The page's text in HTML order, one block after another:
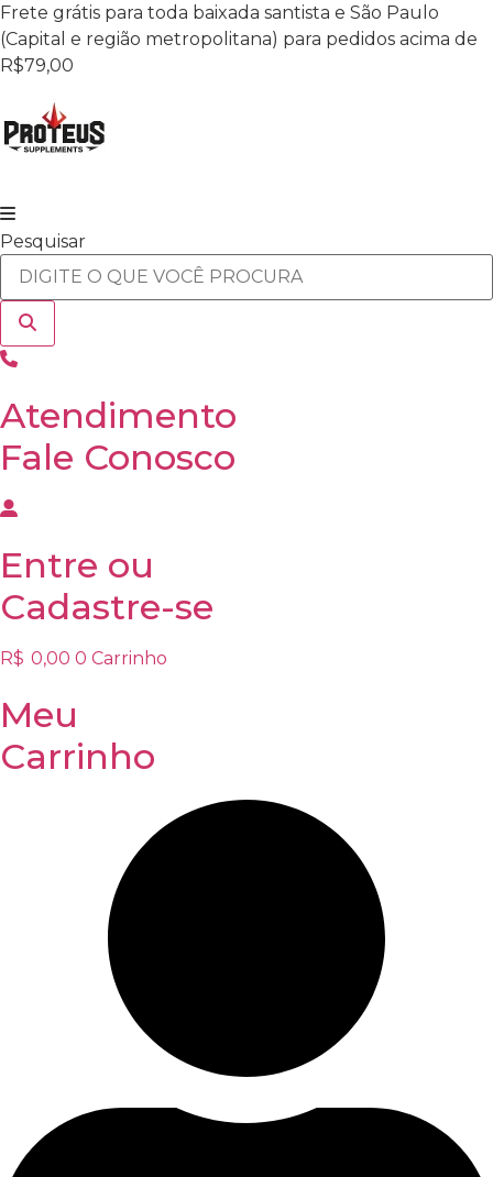
Ir
para
o
Frete grátis para toda baixada santista e São Paulo
(Capital e região metropolitana) para pedidos acima de
R$79,00
Pesquisar
Atendimento
Fale Conosco
Entre ou
Cadastre-se
R$ 0,00 0 Carrinho
Meu
Carrinho